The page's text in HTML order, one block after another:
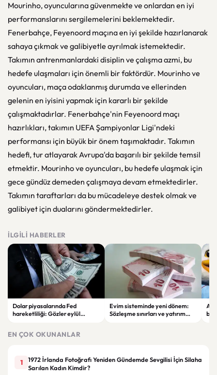
Mourinho, oyuncularına güvenmekte ve onlardan en iyi
performanslarını sergilemelerini beklemektedir.
Fenerbahçe, Feyenoord maçına en iyi şekilde hazırlanarak
sahaya çıkmak ve galibiyetle ayrılmak istemektedir.
Takımın antrenmanlardaki disiplin ve çalışma azmi, bu
hedefe ulaşmaları için önemli bir faktördür. Mourinho ve
oyuncuları, maça odaklanmış durumda ve ellerinden
gelenin en iyisini yapmak için kararlı bir şekilde
çalışmaktadırlar. Fenerbahçe'nin Feyenoord maçı
hazırlıkları, takımın UEFA Şampiyonlar Ligi'ndeki
performansı için büyük bir önem taşımaktadır. Takımın
hedefi, tur atlayarak Avrupa'da başarılı bir şekilde temsil
etmektir. Mourinho ve oyuncuları, bu hedefe ulaşmak için
gece gündüz demeden çalışmaya devam etmektedirler.
Takımın taraftarları da bu mücadeleye destek olmak ve
galibiyet için dualarını göndermektedirler.
İLGILI HABERLER
Dolar piyasalarında Fed
hareketliliği: Gözler eylül
Evim sisteminde yeni dönem:
Sözleşme sınırları ve yatırım
EN ÇOK OKUNANLAR
1
1972 İrlanda Fotoğrafı Yeniden Gündemde Sevgilisi İçin Silaha
Sarılan Kadın Kimdir?